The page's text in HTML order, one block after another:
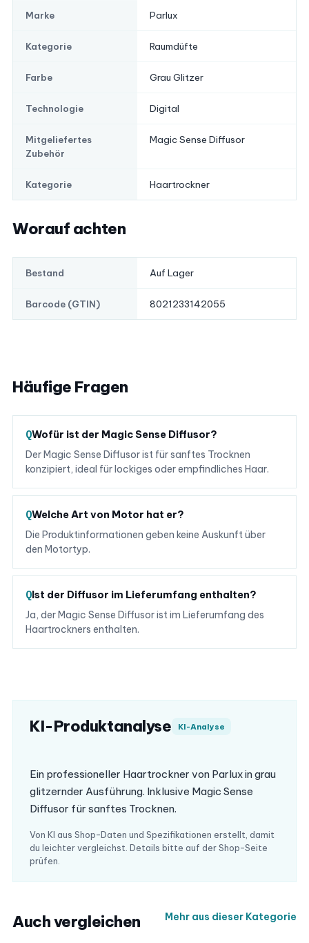
Marke Parlux
Kategorie Raumdüfte
Farbe Grau Glitzer
Technologie Digital
Mitgeliefertes
Zubehör
Magic Sense Diffusor
Kategorie Haartrockner
Worauf achten
Bestand Auf Lager
Barcode (GTIN) 8021233142055
Häufige Fragen
Wofür ist der Magic Sense Diffusor?
Der Magic Sense Diffusor ist für sanftes Trocknen
konzipiert, ideal für lockiges oder empfindliches Haar.
Welche Art von Motor hat er?
Die Produktinformationen geben keine Auskunft über
den Motortyp.
Ist der Diffusor im Lieferumfang enthalten?
Ja, der Magic Sense Diffusor ist im Lieferumfang des
Haartrockners enthalten.
KI-Produktanalyse KI-Analyse
Ein professioneller Haartrockner von Parlux in grau
glitzernder Ausführung. Inklusive Magic Sense
Diffusor für sanftes Trocknen.
Von KI aus Shop-Daten und Spezifikationen erstellt, damit
du leichter vergleichst. Details bitte auf der Shop-Seite
prüfen.
Auch vergleichen Mehr aus dieser Kategorie